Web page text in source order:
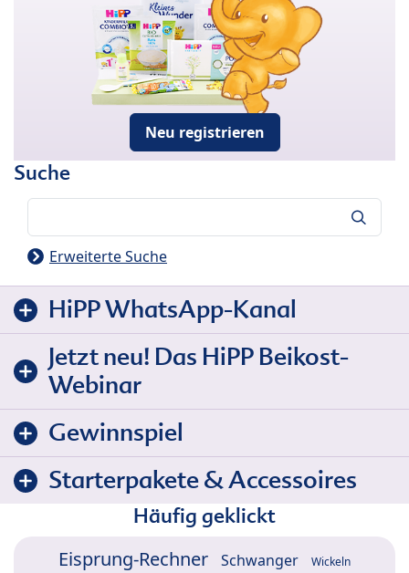
Neu registrieren
Suche
Erweiterte Suche
HiPP WhatsApp-Kanal
Jetzt neu! Das HiPP Beikost-
Webinar
Gewinnspiel
Starterpakete & Accessoires
Häufig geklickt
Eisprung-Rechner Schwanger Wickeln